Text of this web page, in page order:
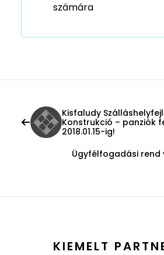
számára
Kisfaludy
Konstrukció – panziók
2018.01.15-ig!
Ügyfélfogadási rend
KIEMELT